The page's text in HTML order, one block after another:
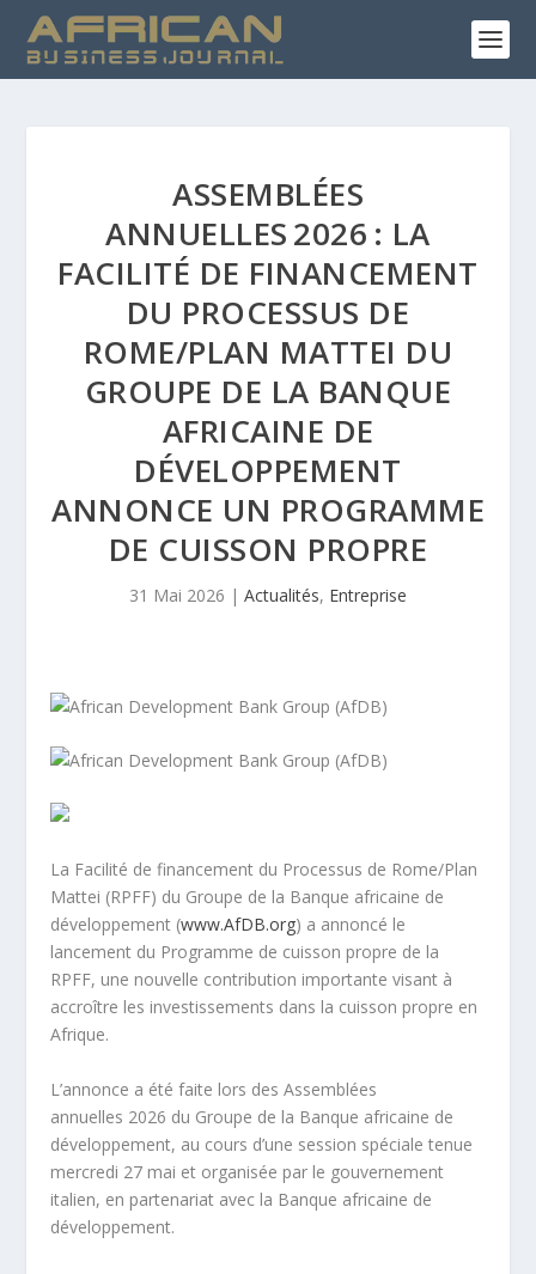
ASSEMBLÉES
ANNUELLES 2026 : LA
FACILITÉ DE FINANCEMENT
DU PROCESSUS DE
ROME/PLAN MATTEI DU
GROUPE DE LA BANQUE
AFRICAINE DE
DÉVELOPPEMENT
ANNONCE UN PROGRAMME
DE CUISSON PROPRE
31 Mai 2026 | Actualités, Entreprise
La Facilité de financement du Processus de Rome/Plan
Mattei (RPFF) du Groupe de la Banque africaine de
développement (www.AfDB.org) a annoncé le
lancement du Programme de cuisson propre de la
RPFF, une nouvelle contribution importante visant à
accroître les investissements dans la cuisson propre en
Afrique.
L’annonce a été faite lors des Assemblées
annuelles 2026 du Groupe de la Banque africaine de
développement, au cours d’une session spéciale tenue
mercredi 27 mai et organisée par le gouvernement
italien, en partenariat avec la Banque africaine de
développement.